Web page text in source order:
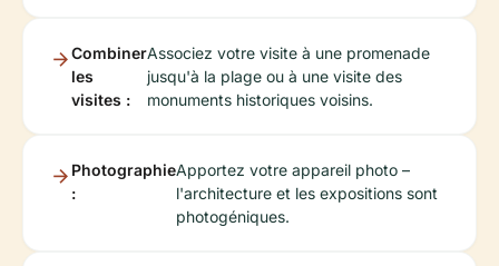
Combiner
les
visites :
Associez votre visite à une promenade
jusqu'à la plage ou à une visite des
monuments historiques voisins.
Photographie
:
Apportez votre appareil photo –
l'architecture et les expositions sont
photogéniques.